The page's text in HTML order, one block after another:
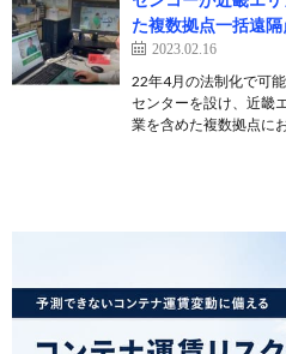
た複数拠点一括遠
2023.02.16
22年4月の法制化で可
センターを設け、近畿
業を含めた複数拠点に